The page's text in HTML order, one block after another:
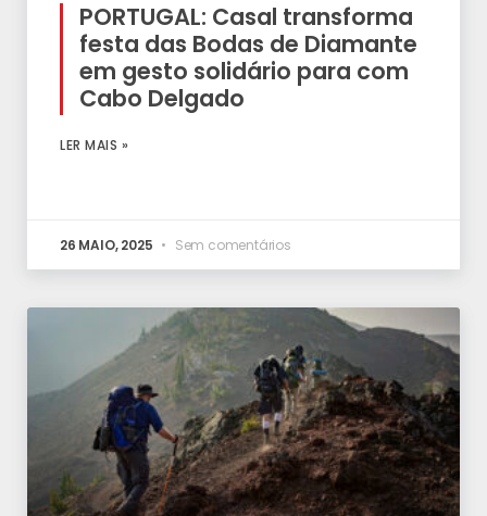
PORTUGAL: Casal transforma
festa das Bodas de Diamante
em gesto solidário para com
Cabo Delgado
LER MAIS »
26 MAIO, 2025 Sem comentários